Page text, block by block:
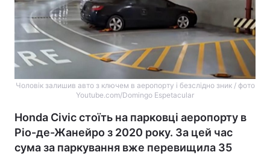
Чоловік залишив авто з ключем в аеропорту і безслідно зник / фото
Youtube.com/Domingo Espetacular
Honda Civic стоїть на парковці аеропорту в
Ріо-де-Жанейро з 2020 року. За цей час
сума за паркування вже перевищила 35